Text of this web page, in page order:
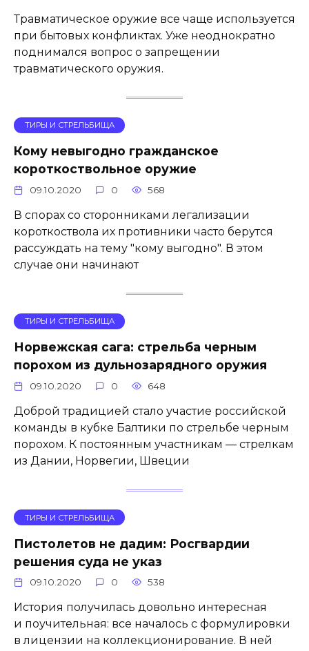
Травматическое оружие все чаще используется
при бытовых конфликтах. Уже неоднократно
поднимался вопрос о запрещении
травматического оружия.
ТИРЫ И СТРЕЛЬБИЩА
Кому невыгодно гражданское
короткоствольное оружие
09.10.2020 0 568
В спорах со сторонниками легализации
короткоствола их противники часто берутся
рассуждать на тему "кому выгодно". В этом
случае они начинают
ТИРЫ И СТРЕЛЬБИЩА
Норвежская сага: стрельба черным
порохом из дульнозарядного оружия
09.10.2020 0 648
Доброй традицией стало участие российской
команды в кубке Балтики по стрельбе черным
порохом. К постоянным участникам — стрелкам
из Дании, Норвегии, Швеции
ТИРЫ И СТРЕЛЬБИЩА
Пистолетов не дадим: Росгвардии
решения суда не указ
09.10.2020 0 538
История получилась довольно интересная
и поучительная: все началось с формулировки
в лицензии на коллекционирование. В ней